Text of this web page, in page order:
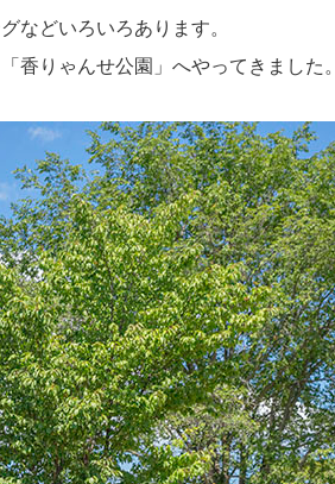
などいろいろあります。
香りゃんせ公園」へやってきました。